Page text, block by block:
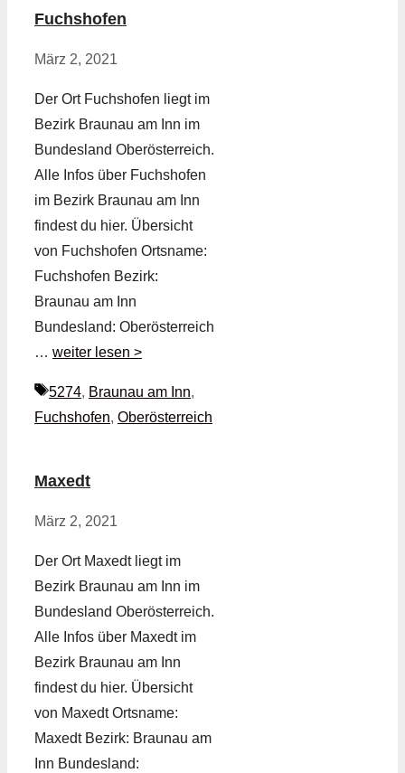
Fuchshofen
März 2, 2021
Der Ort Fuchshofen liegt im
Bezirk Braunau am Inn im
Bundesland Oberösterreich.
Alle Infos über Fuchshofen
im Bezirk Braunau am Inn
findest du hier. Übersicht
von Fuchshofen Ortsname:
Fuchshofen Bezirk:
Braunau am Inn
Bundesland: Oberösterreich
… weiter lesen >
Schlagwörter
5274, Braunau am Inn,
Fuchshofen, Oberösterreich
Maxedt
März 2, 2021
Der Ort Maxedt liegt im
Bezirk Braunau am Inn im
Bundesland Oberösterreich.
Alle Infos über Maxedt im
Bezirk Braunau am Inn
findest du hier. Übersicht
von Maxedt Ortsname:
Maxedt Bezirk: Braunau am
Inn Bundesland: